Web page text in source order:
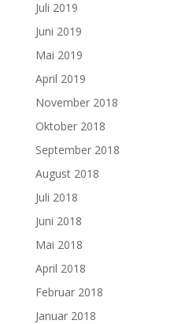
Juli 2019
Juni 2019
Mai 2019
April 2019
November 2018
Oktober 2018
September 2018
August 2018
Juli 2018
Juni 2018
Mai 2018
April 2018
Februar 2018
Januar 2018